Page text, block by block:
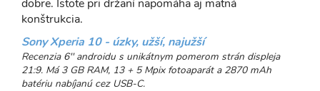
dobre. Istote pri držaní napomáha aj matná
konštrukcia.
Sony Xperia 10 - úzky, užší, najužší
Recenzia 6'' androidu s unikátnym pomerom strán displeja
21:9. Má 3 GB RAM, 13 + 5 Mpix fotoaparát a 2870 mAh
batériu nabíjanú cez USB-C.